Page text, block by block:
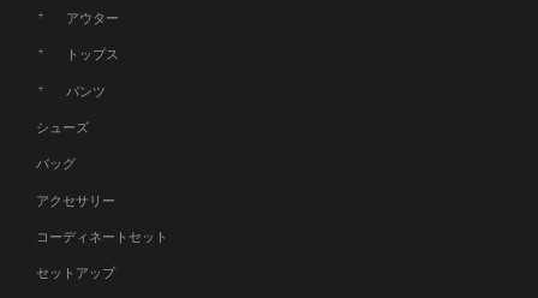
アウター
トップス
パンツ
シューズ
バッグ
アクセサリー
コーディネートセット
セットアップ